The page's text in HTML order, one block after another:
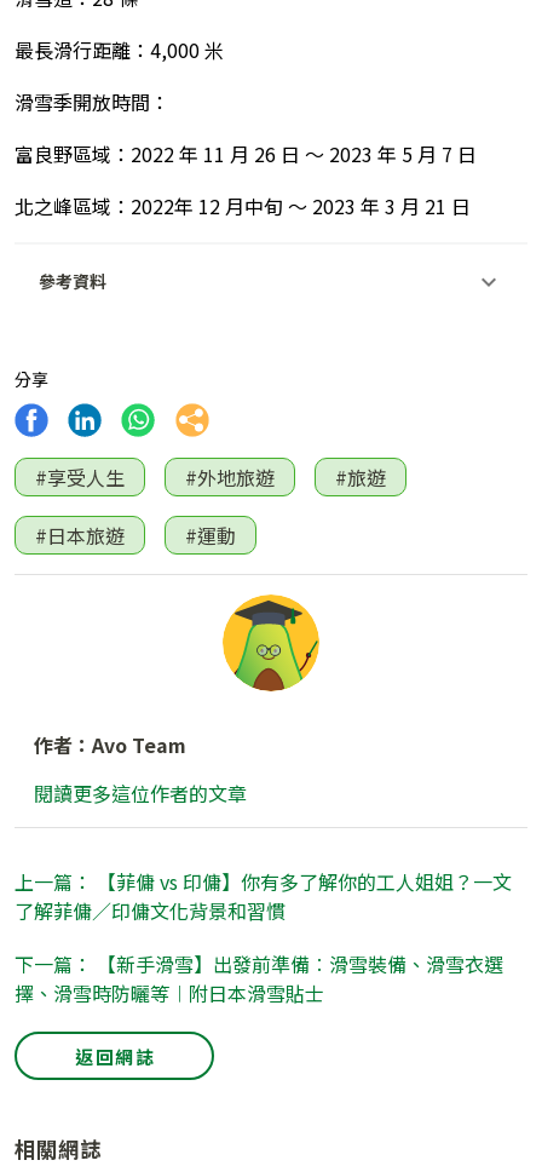
最長滑行距離：4,000 米
滑雪季開放時間：
富良野區域：2022 年 11 月 26 日 ～ 2023 年 5 月 7 日
北之峰區域：2022年 12 月中旬 ～ 2023 年 3 月 21 日
參考資料
分享
#享受人生 #外地旅遊
#旅遊
#日本旅遊
#運動
作者：Avo Team
閱讀更多這位作者的文章
上一篇： 【菲傭 vs 印傭】你有多了解你的工人姐姐？一文
了解菲傭／印傭文化背景和習慣
下一篇： 【新手滑雪】出發前準備︰滑雪裝備、滑雪衣選
擇、滑雪時防曬等︱附日本滑雪貼士
返回網誌
相關網誌